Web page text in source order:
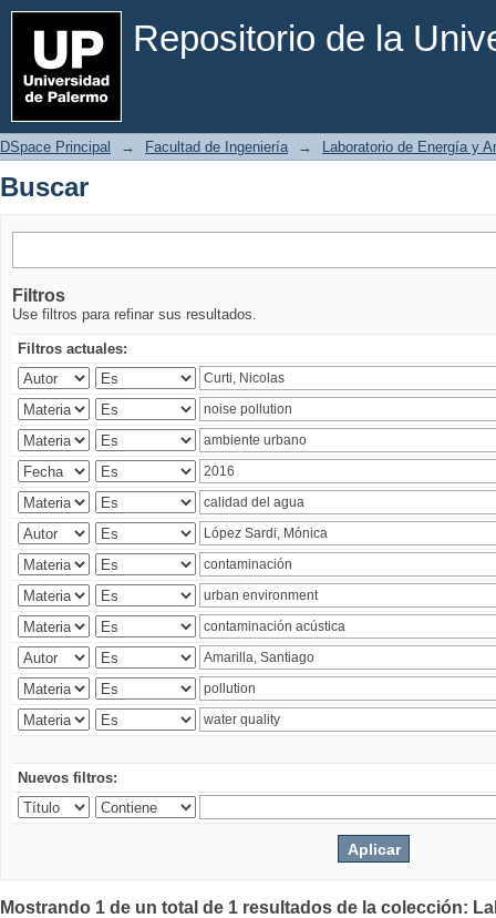
Repositorio de la
Buscar
DSpace Principal → Facultad de Ingeniería → Laboratorio de Energía y
Buscar
Filtros
Use filtros para refinar sus resultados.
Filtros actuales:
Nuevos filtros:
Mostrando 1 de un total de 1 resultados de la colección: